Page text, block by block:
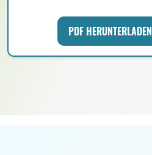
PDF HERUNTERLADEN